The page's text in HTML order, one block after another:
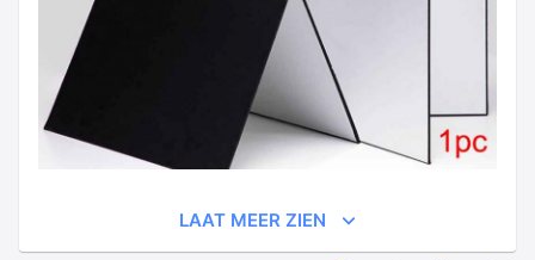
LAAT MEER ZIEN